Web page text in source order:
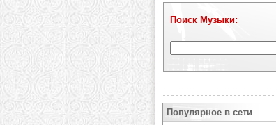
Поиск Музыки:
Популярное в сети